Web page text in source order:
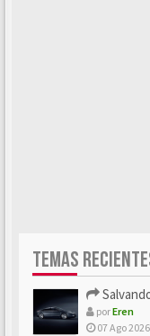
TEMAS
Salvando
porEren
07 Ago